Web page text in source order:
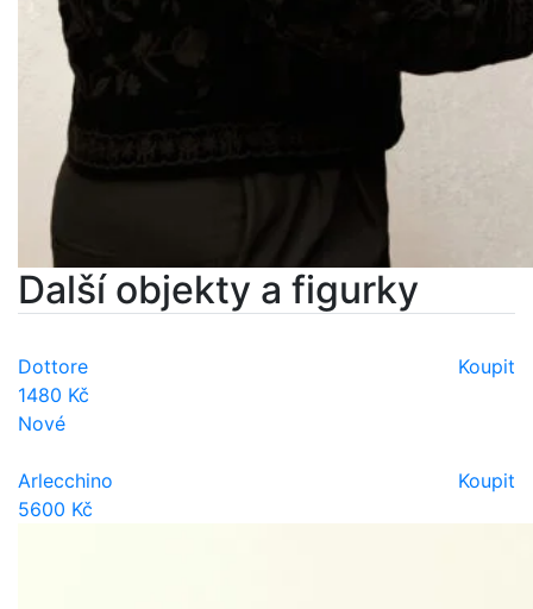
Další objekty a figurky
Dottore
1480 Kč
Koupit
Nové
Arlecchino
5600 Kč
Koupit